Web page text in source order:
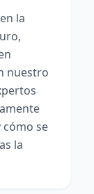
la
nuestro
se
la